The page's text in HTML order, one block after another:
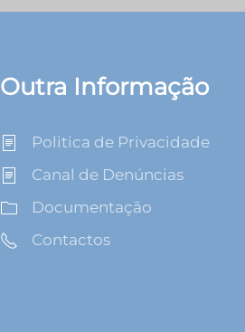
Outra Informação
Politica de Privacidade
Canal de Denúncias
Documentação
Contactos